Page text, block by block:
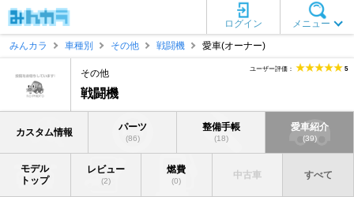
メニュー
ログイン
みんカラ
車種別 その他 戦闘機 愛車(オーナー)
その他
戦闘機
ユーザー評価： 5
カスタム情報 パーツ
(86)
整備手帳
(18)
愛車紹介
(39)
モデル
トップ
レビュー
(2)
燃費
(0)
中古車 すべて